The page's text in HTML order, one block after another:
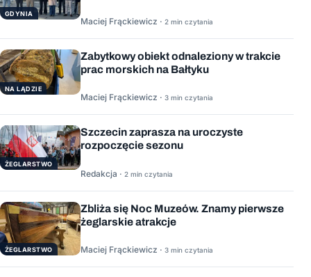
GDYNIA
Maciej Frąckiewicz · 2 min czytania
NA LĄDZIE
Zabytkowy obiekt odnaleziony w trakcie
prac morskich na Bałtyku
Maciej Frąckiewicz · 3 min czytania
ŻEGLARSTWO
Szczecin zaprasza na uroczyste
rozpoczęcie sezonu
Redakcja · 2 min czytania
ŻEGLARSTWO
Zbliża się Noc Muzeów. Znamy pierwsze
żeglarskie atrakcje
Maciej Frąckiewicz · 3 min czytania